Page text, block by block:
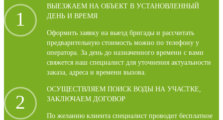
1
ВЫЕЗЖАЕМ НА ОБЪЕКТ В УСТАНОВЛЕННЫЙ
ДЕНЬ И ВРЕМЯ
Оформить заявку на выезд бригады и рассчитать
предварительную стоимость можно по телефону у
оператора. За день до назначенного времени с вами
свяжется наш специалист для уточнения актуальности
заказа, адреса и времени вызова.
2
ОСУЩЕСТВЛЯЕМ ПОИСК ВОДЫ НА УЧАСТКЕ,
ЗАКЛЮЧАЕМ ДОГОВОР
По желанию клиента специалист проводит бесплатное